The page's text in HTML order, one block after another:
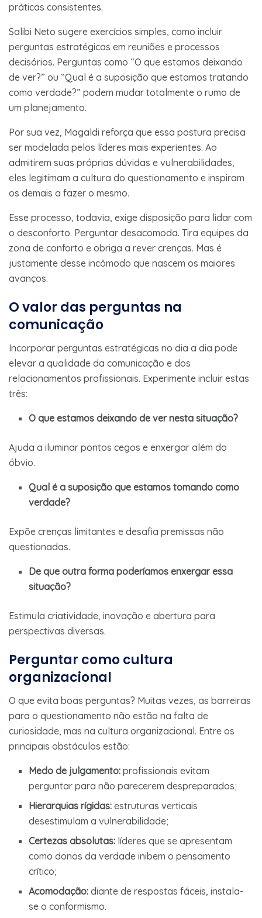
práticas consistentes.
Salibi Neto sugere exercícios simples, como incluir
perguntas estratégicas em reuniões e processos
decisórios. Perguntas como “O que estamos deixando
de ver?” ou “Qual é a suposição que estamos tratando
como verdade?” podem mudar totalmente o rumo de
um planejamento.
Por sua vez, Magaldi reforça que essa postura precisa
ser modelada pelos líderes mais experientes. Ao
admitirem suas próprias dúvidas e vulnerabilidades,
eles legitimam a cultura do questionamento e inspiram
os demais a fazer o mesmo.
Esse processo, todavia, exige disposição para lidar com
o desconforto. Perguntar desacomoda. Tira equipes da
zona de conforto e obriga a rever crenças. Mas é
justamente desse incômodo que nascem os maiores
avanços.
O valor das perguntas na
comunicação
Incorporar perguntas estratégicas no dia a dia pode
elevar a qualidade da comunicação e dos
relacionamentos profissionais. Experimente incluir estas
três:
O que estamos deixando de ver nesta situação?
Ajuda a iluminar pontos cegos e enxergar além do
óbvio.
Qual é a suposição que estamos tomando como
verdade?
Expõe crenças limitantes e desafia premissas não
questionadas.
De que outra forma poderíamos enxergar essa
situação?
Estimula criatividade, inovação e abertura para
perspectivas diversas.
Perguntar como cultura
organizacional
O que evita boas perguntas? Muitas vezes, as barreiras
para o questionamento não estão na falta de
curiosidade, mas na cultura organizacional. Entre os
principais obstáculos estão:
Medo de julgamento:profissionais evitam
perguntar para não parecerem despreparados;
Hierarquias rígidas:estruturas verticais
desestimulam a vulnerabilidade;
Certezas absolutas: líderes que se apresentam
como donos da verdade inibem o pensamento
crítico;
Acomodação:diante de respostas fáceis, instala-
se o conformismo.